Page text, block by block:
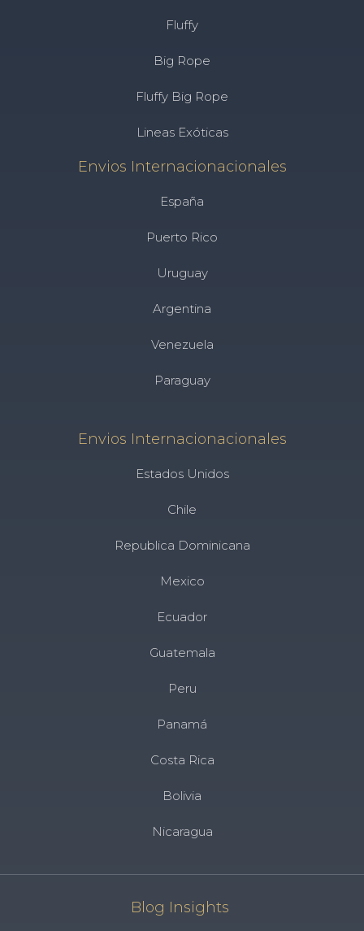
Fluffy
Big Rope
Fluffy Big Rope
Lineas Exóticas
Envios Internacionacionales
España
Puerto Rico
Uruguay
Argentina
Venezuela
Paraguay
Envios Internacionacionales
Estados Unidos
Chile
Republica Dominicana
Mexico
Ecuador
Guatemala
Peru
Panamá
Costa Rica
Bolivia
Nicaragua
Blog Insights